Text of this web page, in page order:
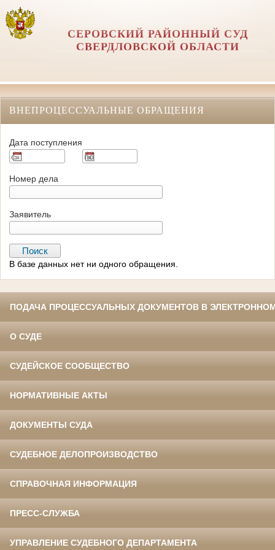
СЕРОВСКИЙ РАЙОННЫЙ СУД
СВЕРДЛОВСКОЙ ОБЛАСТИ
ВНЕПРОЦЕССУАЛЬНЫЕ ОБРАЩЕНИЯ
Дата поступления
Номер дела
Заявитель
В базе данных нет ни одного обращения.
ПОДАЧА ПРОЦЕССУАЛЬНЫХ ДОКУМЕНТОВ В
О СУДЕ
СУДЕЙСКОЕ СООБЩЕСТВО
НОРМАТИВНЫЕ АКТЫ
ДОКУМЕНТЫ СУДА
СУДЕБНОЕ ДЕЛОПРОИЗВОДСТВО
СПРАВОЧНАЯ ИНФОРМАЦИЯ
ПРЕСС-СЛУЖБА
УПРАВЛЕНИЕ СУДЕБНОГО ДЕПАРТАМЕНТА